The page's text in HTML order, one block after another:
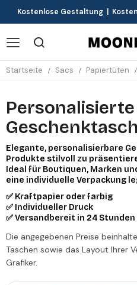
Kostenlose Gestaltung |
Startseite Sacs Papiertüten
Personalisierte
Elegante, personalisierbare
Produkte stilvoll zu
Ideal für Boutiquen, Marken
eine individuelle Verpackung
✅ Kraftpapier oder farbig
✅ Individueller Druck
✅ Versandbereit in 24 Stunden
Die angegebenen Preise
Taschen sowie das Layout Ihrer
Grafiker.